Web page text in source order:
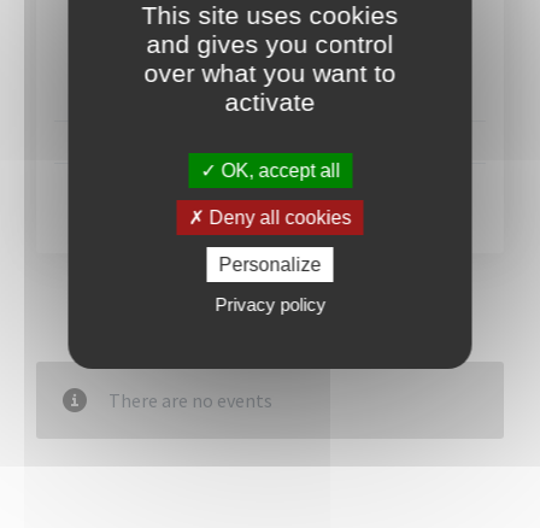
CONSEIL MUNICIPAL
Mairie du Vauclin
Actes administratifs
There are no events
This site uses cookies
and gives you control
over what you want to
activate
OK, accept all
Deny all cookies
Personalize
Privacy policy